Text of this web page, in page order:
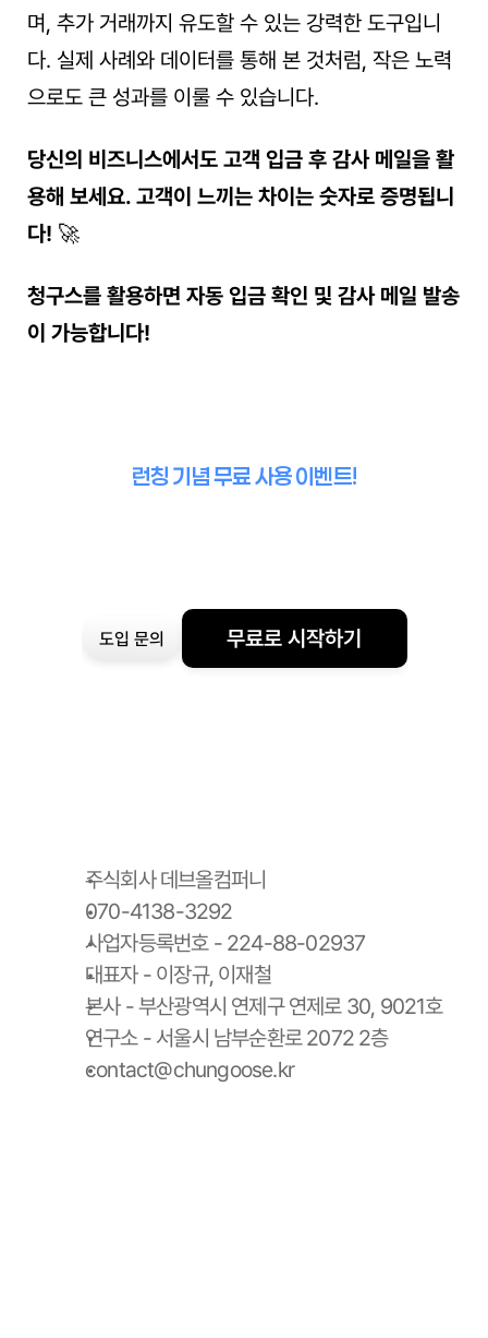
며, 추가 거래까지 유도할 수 있는 강력한 도구입니
다. 실제 사례와 데이터를 통해 본 것처럼, 작은 노력
으로도 큰 성과를 이룰 수 있습니다.
당신의 비즈니스에서도 고객 입금 후 감사 메일을 활
용해 보세요. 고객이 느끼는 차이는 숫자로 증명됩니
다! 🚀
청구스를 활용하면 자동 입금 확인 및 감사 메일 발송
이 가능합니다!
런칭 기념 무료 사용 이벤트!
도입 문의 무료로 시작하기
주식회사 데브올컴퍼니
070-4138-3292
사업자등록번호 - 224-88-02937
대표자 - 이장규, 이재철
본사 - 부산광역시 연제구 연제로 30, 9021호
연구소 - 서울시 남부순환로 2072 2층
contact@chungoose.kr